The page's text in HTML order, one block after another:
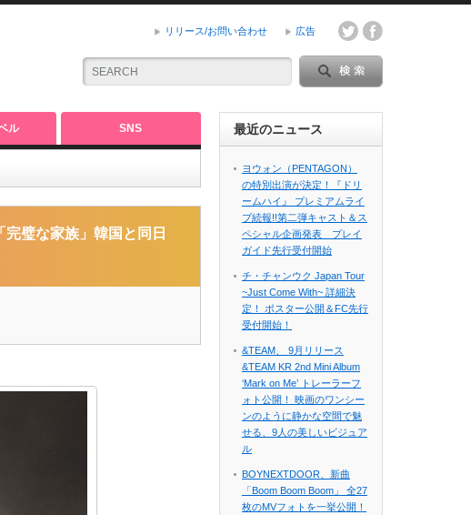
リリース/お問い合わせ 広告
ル SNS
日本独占配信！
璧な家族」韓国と同日
最近のニュース
ヨウォン（PENTAGON）
の特別出演が決定！『ドリ
ームハイ』 プレミアムライ
ブ続報!!第二弾キャスト＆ス
ペシャル企画発表 プレイ
ガイド先行受付開始
チ・チャンウク Japan Tour
~Just Come With~ 詳細決
定！ ポスター公開＆FC先行
受付開始！
&TEAM、 9月リリース
&TEAM KR 2nd Mini Album
‘Mark on Me’ トレーラーフ
ォト公開！ 映画のワンシー
ンのように静かな空間で魅
せる、9人の美しいビジュア
ル
BOYNEXTDOOR、新曲
「Boom Boom Boom」 全27
枚のMVフォトを一挙公開！